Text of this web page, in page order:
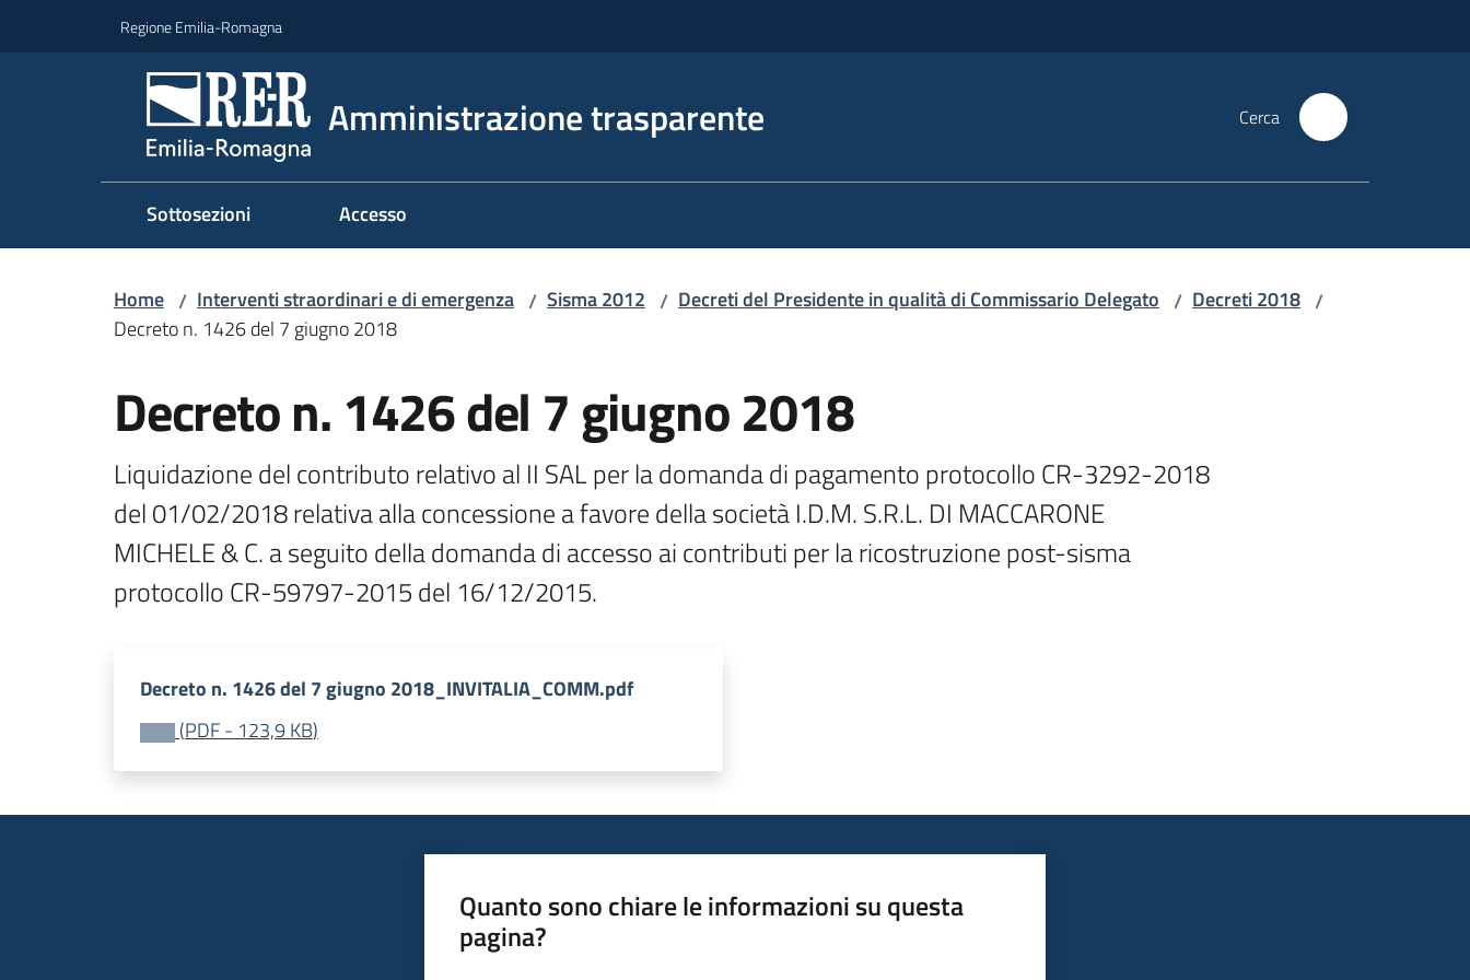
Regione Emilia-Romagna
Amministrazione trasparente Cerca
Sottosezioni Accesso
Home / Interventi straordinari e di emergenza / Sisma 2012 / Decreti del Presidente in qualità di Commissario Delegato / Decreti 2018 /
Decreto n. 1426 del 7 giugno 2018
Decreto n. 1426 del 7 giugno 2018
Liquidazione del contributo relativo al II SAL per la domanda di pagamento protocollo CR-3292-2018
del 01/02/2018 relativa alla concessione a favore della società I.D.M. S.R.L. DI MACCARONE
MICHELE & C. a seguito della domanda di accesso ai contributi per la ricostruzione post-sisma
protocollo CR-59797-2015 del 16/12/2015.
Decreto n. 1426 del 7 giugno 2018_INVITALIA_COMM.pdf
(PDF- 123,9 KB)
Quanto sono chiare le informazioni su questa
pagina?